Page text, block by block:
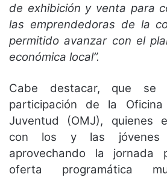
de exhibición y venta para
las emprendedoras de la
permitido avanzar con el
económica local”.
Cabe destacar, que se
participación de la
Juventud (OMJ), quienes
con los y las jóvenes
aprovechando la jornada
oferta programática